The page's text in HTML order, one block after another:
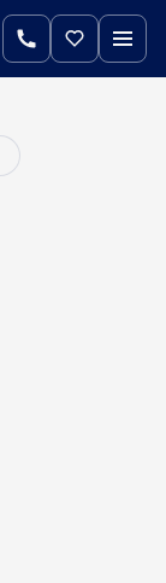
7 500 000 руб.